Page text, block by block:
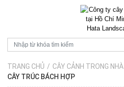
TRANG CHỦ / CÂY CẢNH TRONG NHÀ
CÂY TRÚC BÁCH HỢP